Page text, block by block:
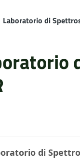
Laboratorio di
di